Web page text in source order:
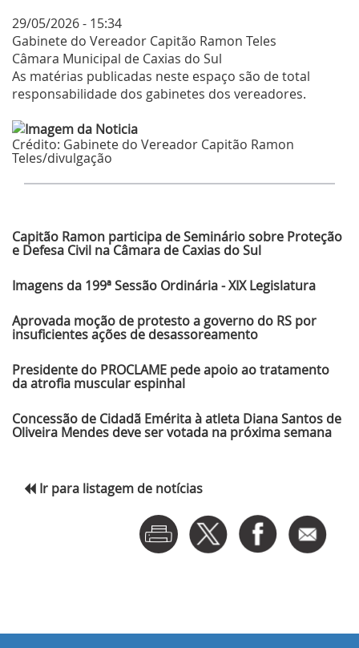
29/05/2026 - 15:34
Gabinete do Vereador Capitão Ramon Teles
Câmara Municipal de Caxias do Sul
As matérias publicadas neste espaço são de total
responsabilidade dos gabinetes dos vereadores.
Crédito: Gabinete do Vereador Capitão Ramon
Teles/divulgação
Capitão Ramon participa de Seminário sobre Proteção
e Defesa Civil na Câmara de Caxias do Sul
Imagens da 199ª Sessão Ordinária - XIX Legislatura
Aprovada moção de protesto a governo do RS por
insuficientes ações de desassoreamento
Presidente do PROCLAME pede apoio ao tratamento
da atrofia muscular espinhal
Concessão de Cidadã Emérita à atleta Diana Santos de
Oliveira Mendes deve ser votada na próxima semana
Ir para listagem de notícias